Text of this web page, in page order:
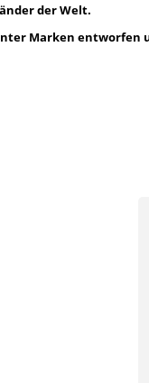
der Welt.
Marken entworfen